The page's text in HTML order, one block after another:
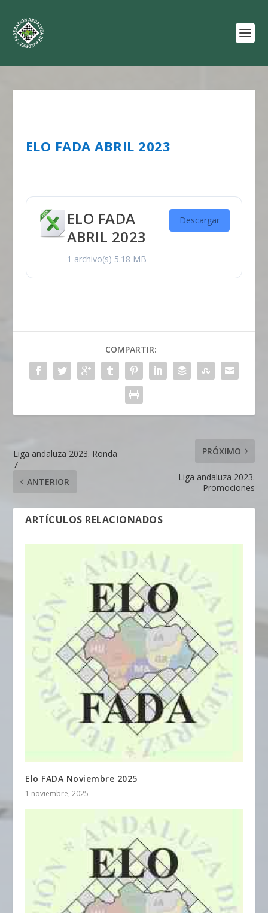
ELO FADA ABRIL 2023
ELO FADA
ABRIL 2023
1 archivo(s) 5.18 MB
Descargar
COMPARTIR:
Liga andaluza 2023. Ronda
7
ANTERIOR
PRÓXIMO
Liga andaluza 2023.
Promociones
ARTÍCULOS RELACIONADOS
Elo FADA Noviembre 2025
1 noviembre, 2025